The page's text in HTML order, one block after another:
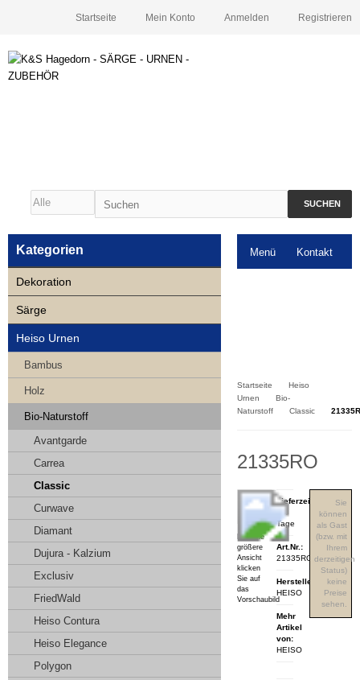
Registrieren
Anmelden
Mein Konto
Startseite
SUCHEN
Menü Kontakt
Startseite
Heiso
Urnen
Bio-
Naturstoff
Classic
21335RO
Für eine
größere
Ansicht
klicken
Sie auf
das
Vorschaubild
Sie
können
als Gast
(bzw. mit
Ihrem
derzeitigen
Status)
keine
Preise
sehen.
Lieferzeit:
3-4
Tage
Art.Nr.:
21335RO
Hersteller:
HEISO
Mehr
Artikel
von:
HEISO
Kategorien
Dekoration
Särge
Heiso Urnen
Bambus
Holz
Bio-Naturstoff
Avantgarde
Carrea
Classic
Curwave
Diamant
Dujura - Kalzium
Exclusiv
FriedWald
Heiso Contura
Heiso Elegance
Polygon